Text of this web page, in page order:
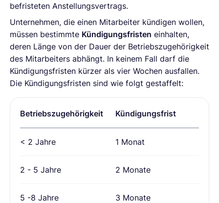
befristeten Anstellungsvertrags.
Unternehmen, die einen Mitarbeiter kündigen wollen,
müssen bestimmte Kündigungsfristen einhalten,
deren Länge von der Dauer der Betriebszugehörigkeit
des Mitarbeiters abhängt. In keinem Fall darf die
Kündigungsfristen kürzer als vier Wochen ausfallen.
Die Kündigungsfristen sind wie folgt gestaffelt:
Betriebszugehörigkeit Kündigungsfrist
< 2 Jahre 1 Monat
2 - 5 Jahre 2 Monate
5 -8 Jahre 3 Monate